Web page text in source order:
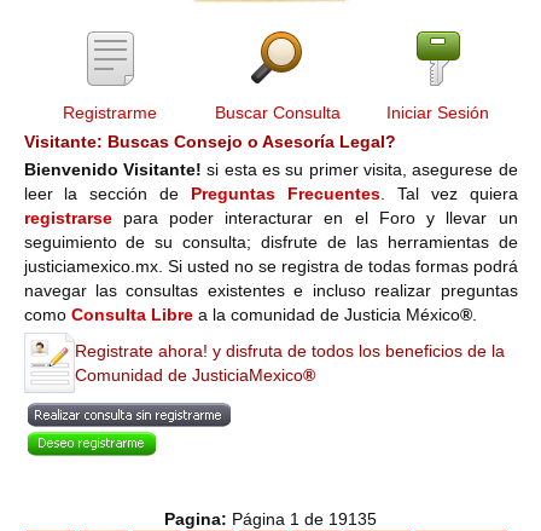
Registrarme Buscar Consulta
Iniciar Sesión
Visitante: Buscas Consejo o Asesoría Legal?
Bienvenido Visitante! si esta es su primer visita, asegurese de
leer la sección de Preguntas Frecuentes. Tal vez quiera
registrarsepara poder interacturar en el Foro y llevar un
seguimiento de su consulta; disfrute de las herramientas de
justiciamexico.mx. Si usted no se registra de todas formas podrá
navegar las consultas existentes e incluso realizar preguntas
como Consulta Librea la comunidad de Justicia México®.
Registrate ahora! y disfruta de todos los beneficios de la
Comunidad de JusticiaMexico®
Pagina: Página 1 de 19135